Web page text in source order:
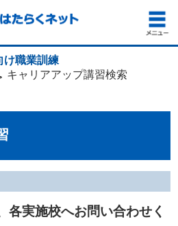
け職業訓練
キャリアアップ講習検索
実施校へお問い合わせく